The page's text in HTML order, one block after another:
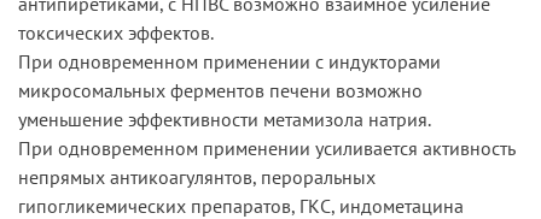
токсических эффектов.
При одновременном применении с индукторами
микросомальных ферментов печени возможно
уменьшение эффективности метамизола натрия.
При одновременном применении усиливается активность
непрямых антикоагулянтов, пероральных
гипогликемических препаратов, ГКС, индометацина